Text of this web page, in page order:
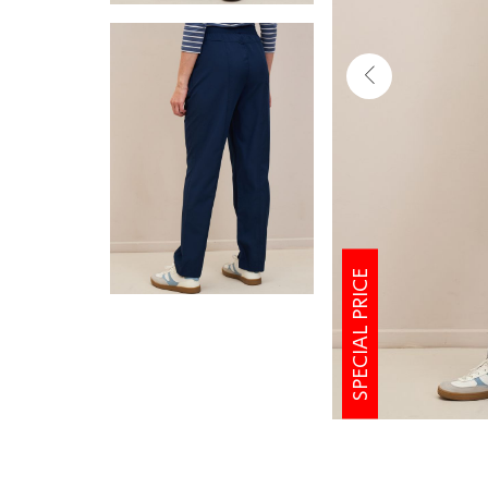
SPECIAL PRICE